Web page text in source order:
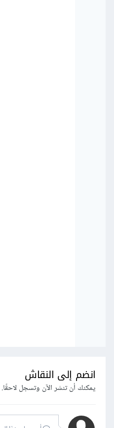
انضم إلى النقاش
يمكنك أن تنشر الآن وتسجل